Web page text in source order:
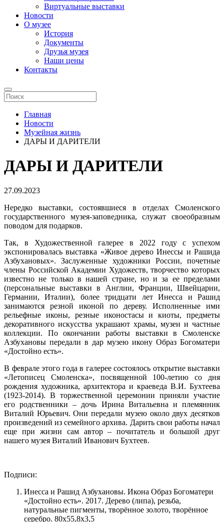
Виртуальные выставки
Новости
О музее
История
Документы
Друзья музея
Наши цены
Контакты
Главная
Новости
Музейная жизнь
ДАРЫ И ДАРИТЕЛИ
ДАРЫ И ДАРИТЕЛИ
27.09.2023
Нередко выставки, состоявшиеся в отделах Смоленского
государственного музея-заповедника, служат своеобразным
поводом для подарков.
Так, в Художественной галерее в 2022 году с успехом
экспонировалась выставка «Живое дерево Инессы и Рашида
Азбухановых». Заслуженные художники России, почетные
члены Российской Академии Художеств, творчество которых
известно не только в нашей стране, но и за ее пределами
(персональные выставки в Англии, Франции, Швейцарии,
Германии, Италии), более тридцати лет Инесса и Рашид
занимаются резной иконой по дереву. Исполненные ими
рельефные иконы, резные иконостасы и киоты, предметы
декоративного искусства украшают храмы, музеи и частные
коллекции. По окончании работы выставки в Смоленске
Азбухановы передали в дар музею икону Образ Богоматери
«Достойно есть».
В феврале этого года в галерее состоялось открытие выставки
«Летописец Смоленска», посвященной 100-летию со дня
рождения художника, архитектора и краеведа В.И. Бухтеева
(1923-2014). В торжественной церемонии приняли участие
его родственники – дочь Ирина Витальевна и племянник
Виталий Юрьевич. Они передали музею около двух десятков
произведений из семейного архива. Дарить свои работы начал
еще при жизни сам автор – почитатель и большой друг
нашего музея Виталий Иванович Бухтеев.
Подписи:
Инесса и Рашид Азбухановы. Икона Образ Богоматери
«Достойно есть». 2017. Дерево (липа), резьба,
натуральные пигменты, творённое золото, творённое
серебро. 80х55,8х3,5